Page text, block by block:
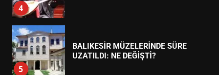
4
5
BALIKESİR MÜZELERİNDE SÜRE
UZATILDI: NE DEĞİŞTİ?